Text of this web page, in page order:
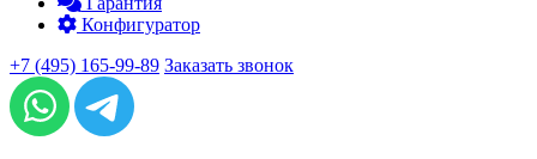
Конфигуратор
+7 (495) 165-99-89 Заказать звонок